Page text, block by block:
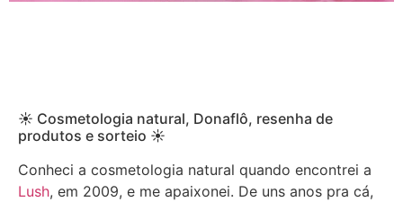
☀ Cosmetologia natural, Donaflô, resenha de
produtos e sorteio ☀
Conheci a cosmetologia natural quando encontrei a
Lush, em 2009, e me apaixonei. De uns anos pra cá,